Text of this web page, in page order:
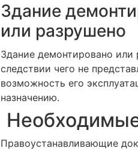
Здание
или разрушено
Здание демонтировано или
следствии чего не
возможность его
назначению.
Правоустанавливающие